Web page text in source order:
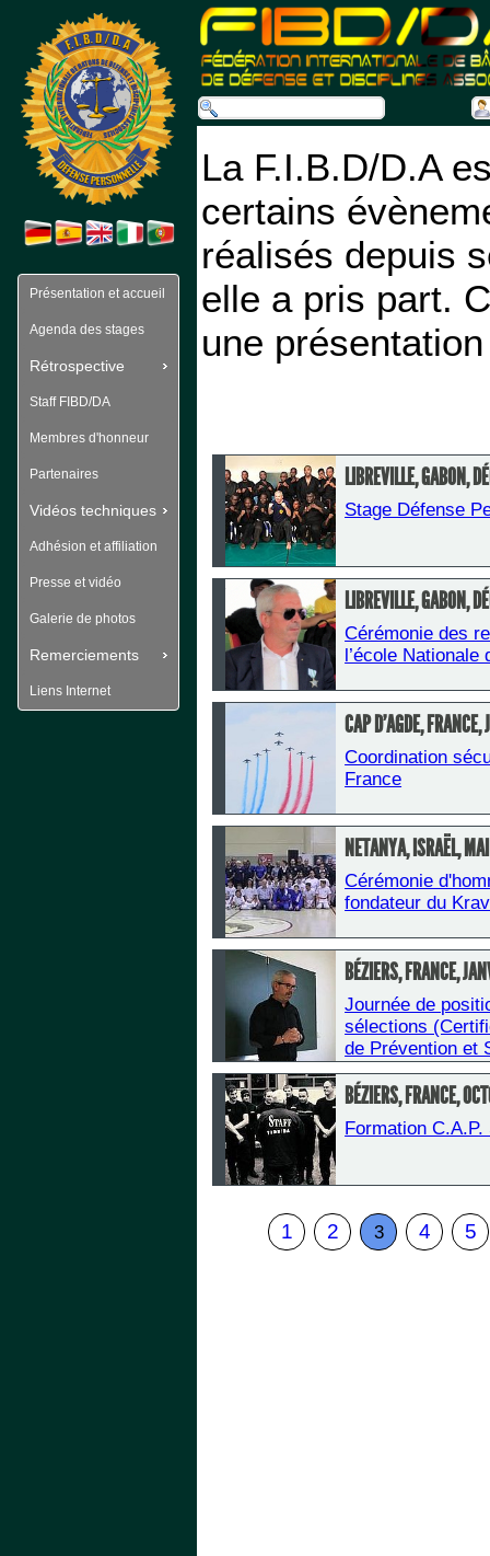
Présentation et accueil
Agenda des stages
Rétrospective
Staff FIBD/DA
Membres d'honneur
Partenaires
Vidéos techniques
Adhésion et affiliation
Presse et vidéo
Galerie de photos
Remerciements
Liens Internet
La F.I.B.D/D.A
certains
réalisés depuis
elle a pris part.
une
LIBREVILLE, GABON,
Stage Défense
LIBREVILLE, GABON,
Cérémonie des
l’école Nationale
CAP D'AGDE, FRANCE,
Coordination
France
NETANYA, ISRAËL,
Cérémonie
fondateur du
BÉZIERS, FRANCE,
Journée de
sélections
de Prévention et
BÉZIERS, FRANCE,
Formation
1 2 3 4 5